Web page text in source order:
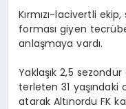
Kırmızı-lacivertli
forması giyen
anlaşmaya vardı.
Yaklaşık 2,5
terleten 31
atarak Altınordu FK